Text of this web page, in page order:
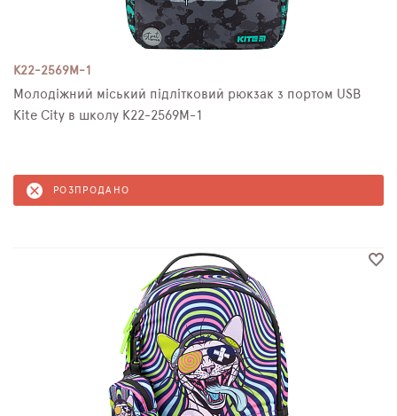
K22-2569M-1
Молодіжний міський підлітковий рюкзак з портом USB
Kite City в школу K22-2569M-1
РОЗПРОДАНО